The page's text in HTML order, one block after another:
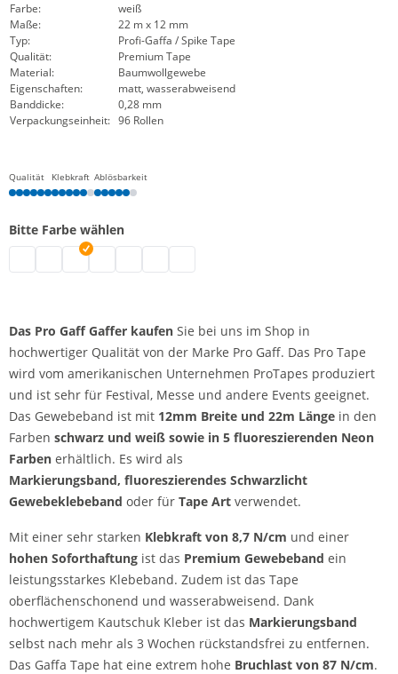
Farbe:
weiß
Maße:
22 m x 12 mm
Typ:
Profi-Gaffa / Spike Tape
Qualität:
Premium Tape
Material:
Baumwollgewebe
Eigenschaften:
matt, wasserabweisend
Banddicke:
0,28 mm
Verpackungseinheit: 96 Rollen
Qualität Klebkraft Ablösbarkeit
Bitte Farbe wählen
Pro Gaff Gaffer | neongrün
Pro Gaff Gaffer | schwarz
Pro Gaff Gaffer | weiß
Pro Gaff Gaffer | neongelb
Das Pro Gaff Gaffer kaufen Sie bei uns im Shop in
hochwertiger Qualität von der Marke Pro Gaff. Das Pro Tape
wird vom amerikanischen Unternehmen ProTapes produziert
und ist sehr für Festival, Messe und andere Events geeignet.
Das Gewebeband ist mit 12mm Breite und 22m Länge in den
Farben schwarz und weiß sowie in 5 fluoreszierenden Neon
Farben erhältlich. Es wird als
Markierungsband, fluoreszierendes Schwarzlicht
Gewebeklebeband oder für Tape Art verwendet.
Mit einer sehr starken Klebkraft von 8,7 N/cm und einer
hohen Soforthaftung ist das Premium Gewebeband ein
leistungsstarkes Klebeband. Zudem ist das Tape
oberflächenschonend und wasserabweisend. Dank
hochwertigem Kautschuk Kleber ist das Markierungsband
selbst nach mehr als 3 Wochen rückstandsfrei zu entfernen.
Das Gaffa Tape hat eine extrem hohe Bruchlast von 87 N/cm.